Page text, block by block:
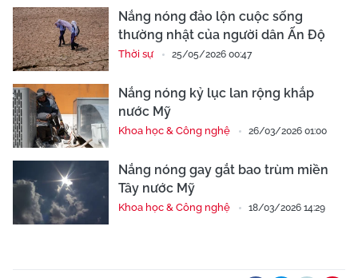
Nắng nóng đảo lộn cuộc sống
thường nhật của người dân Ấn Độ
Thời sự 25/05/2026 00:47
Nắng nóng kỷ lục lan rộng khắp
nước Mỹ
Khoa học & Công nghệ 26/03/2026 01:00
Nắng nóng gay gắt bao trùm miền
Tây nước Mỹ
Khoa học & Công nghệ 18/03/2026 14:29